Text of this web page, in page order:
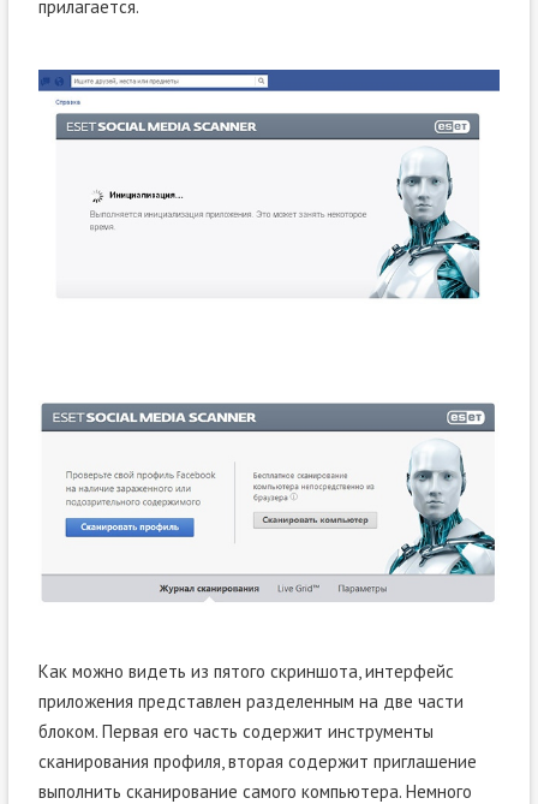
прилагается.
Как можно видеть из пятого скриншота, интерфейс
приложения представлен разделенным на две части
блоком. Первая его часть содержит инструменты
сканирования профиля, вторая содержит приглашение
выполнить сканирование самого компьютера. Немного